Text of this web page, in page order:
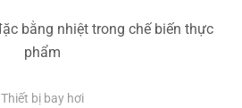
Thiết bị bay hơi